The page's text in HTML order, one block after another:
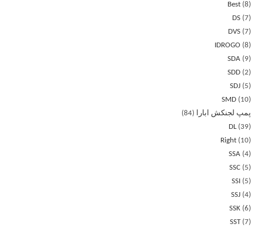
Best 8
DS 7
DVS 7
IDROGO
8
SDA
9
SDD 2
SDJ
5
SMD
10
پمپ لجنکش ابارا
84
DL 39
Right
10
SSA 4
SSC
5
SSI
5
SSJ 4
SSK 6
SST 7